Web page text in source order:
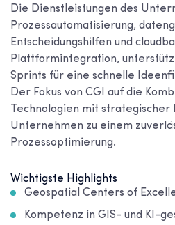
Die Dienstleistungen des
Prozessautomatisierung,
Entscheidungshilfen und
Plattformintegration,
Sprints für eine schnelle
Der Fokus von CGI auf die
Technologien mit strategischer
Unternehmen zu einem
Prozessoptimierung.
Wichtigste Highlights
Geospatial Centers of
Kompetenz in GIS- und KI-